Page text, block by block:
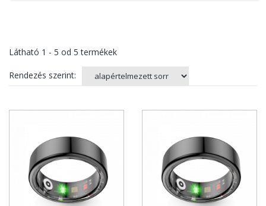
Látható 1 - 5 od 5 termékek
Rendezés szerint: